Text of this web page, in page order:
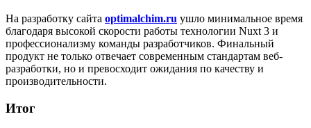
На разработку сайта optimalchim.ru ушло минимальное время
благодаря высокой скорости работы технологии Nuxt 3 и
профессионализму команды разработчиков. Финальный
продукт не только отвечает современным стандартам веб-
разработки, но и превосходит ожидания по качеству и
производительности.
Итог